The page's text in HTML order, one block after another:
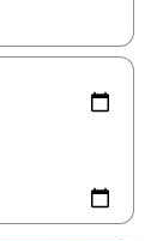
터치 또는 스와이